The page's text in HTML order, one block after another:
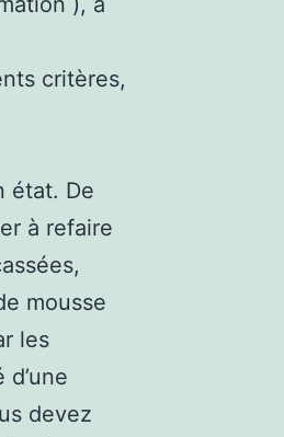
critères,
état. De
à refaire
mousse
les
devez